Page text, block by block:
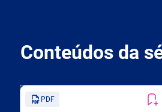
Conteúdos da
PDF